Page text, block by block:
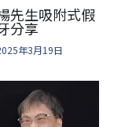
先生吸附式假
分享
年3月19日